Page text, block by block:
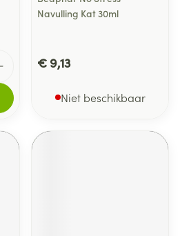
Navulling Kat 30ml
€ 9,13
Niet beschikbaar